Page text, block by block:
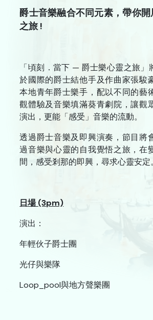
舞蹈
中國戲曲
戲劇
合家歡
藝在指尺
關於我們
檔案室
遞交節目建議書
誠徵專業服務人員
網站連結
聯絡我們
爵士音樂融合不同元素，帶你
之旅 !
「 頃刻．當下 — 爵士樂心靈之旅 」
於國際的爵士結他手及作曲家張駿
本地青年爵士樂手，配以不同的藝
觀體驗及音樂填滿葵青劇院，讓觀
演出，更能「感受」音樂的流動。
透過爵士音樂及即興演奏，節目將
過音樂與心靈的自我覺悟之旅，在
間，感受剎那的即興，尋求心靈安定
日場 (3pm)
演出：
年輕伙子爵士團
光仔與樂隊
Loop_pool與地方聲樂團